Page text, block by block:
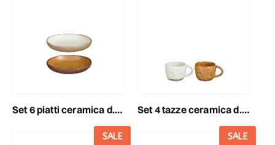
set 6 piatti ceramica d.13 cm h.2,5 cm -elm- beige/marrone set 4 tazze ceramica d.8,5 h.7,5 cm -elm- beige/marrone
SALE SALE